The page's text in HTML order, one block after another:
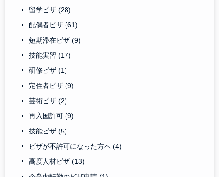
留学ビザ(28)
配偶者ビザ(61)
短期滞在ビザ(9)
技能実習(17)
研修ビザ(1)
定住者ビザ(9)
芸術ビザ(2)
再入国許可(9)
技能ビザ(5)
ビザが不許可になった方へ(4)
高度人材ビザ(13)